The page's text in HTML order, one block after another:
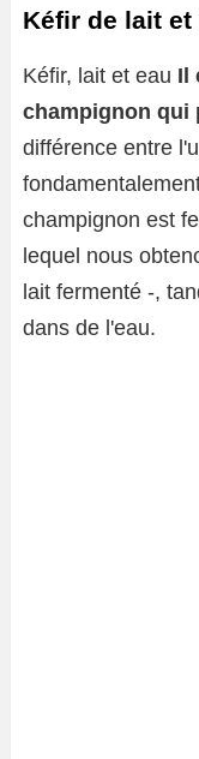
Kéfir de lait
Kéfir, lait et eau Il
champignon qui
différence entre
champignon est
lequel nous
lait fermenté -,
dans de l'eau.